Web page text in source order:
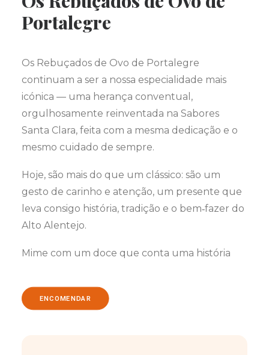
Portalegre
Os Rebuçados de Ovo de Portalegre
continuam a ser a nossa especialidade mais
icónica — uma herança conventual,
orgulhosamente reinventada na Sabores
Santa Clara, feita com a mesma dedicação e o
mesmo cuidado de sempre.
Hoje, são mais do que um clássico: são um
gesto de carinho e atenção, um presente que
leva consigo história, tradição e o bem‑fazer do
Alto Alentejo.
Mime com um doce que conta uma história
ENCOMENDAR